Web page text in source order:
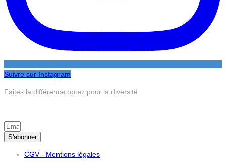
Suivre sur Instagram
Faites la différence optez pour la diversité
S'abonner
CGV - Mentions légales